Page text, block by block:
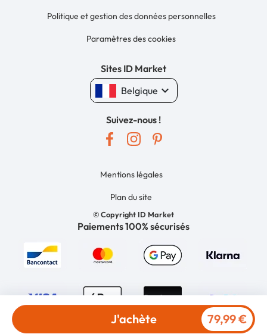
J'achète 79,99 €
Politique et gestion des données personnelles
Paramètres des cookies
Sites ID Market
Belgique keyboard_arrow_down
Suivez-nous !
© Copyright ID Market
Mentions légales
Plan du site
Paiements 100% sécurisés